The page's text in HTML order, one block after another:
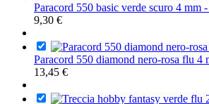
Paracord 550 basic verde scuro 4 mm
9,30 €
Paracord 550 diamond nero-rosa flu 4
13,45 €